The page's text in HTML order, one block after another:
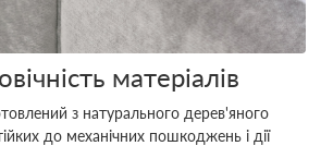
матеріалів
з натурального дерев'яного
до механічних пошкоджень і дії